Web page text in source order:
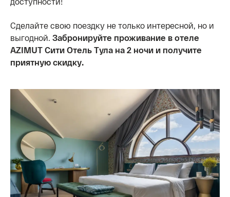
Сделайте свою поездку не только интересной, но и
выгодной. Забронируйте проживание в отеле
AZIMUT Сити Отель Тула на 2 ночи и получите
приятную скидку.